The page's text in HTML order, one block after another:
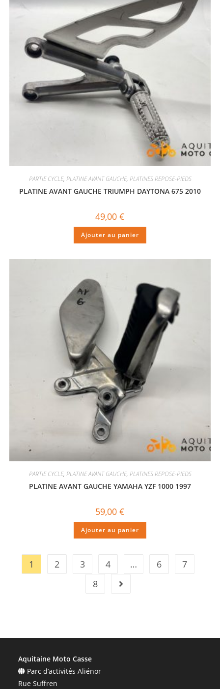
PARTIE CYCLE, PLATINE AVANT GAUCHE, PLATINES REPOSE-PIEDS
PLATINE AVANT GAUCHE TRIUMPH DAYTONA 675 2010
49,00 €
Ajouter au panier
PARTIE CYCLE, PLATINE AVANT GAUCHE, PLATINES REPOSE-PIEDS
PLATINE AVANT GAUCHE YAMAHA YZF 1000 1997
59,00 €
Ajouter au panier
1 2 3 4 … 6
7
8
Aquitaine Moto Casse
Parc d’activités Aliénor
Rue Suffren